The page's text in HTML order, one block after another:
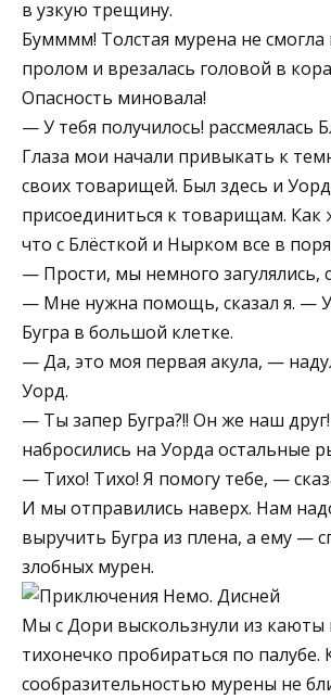
в узкую трещину.
Бумммм! Толстая мурена не смогла
пролом и врезалась головой в
Опасность миновала!
— У тебя получилось! рассмеялась
Глаза мои начали привыкать к
своих товарищей. Был здесь и
присоединиться к товарищам. Как
что с Блёсткой и Нырком все в
— Прости, мы немного загулялись,
— Мне нужна помощь, сказал я. —
Бугра в большой клетке.
— Да, это моя первая акула, —
Уорд.
— Ты запер Бугра?!! Он же наш
набросились на Уорда остальные
— Тихо! Тихо! Я помогу тебе, —
И мы отправились наверх. Нам
выручить Бугра из плена, а ему —
злобных мурен.
Мы с Дори выскользнули из каюты
тихонечко пробираться по палубе.
сообразительностью мурены не